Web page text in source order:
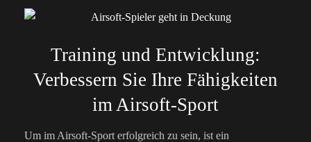
Training und Entwicklung:
Verbessern Sie Ihre Fähigkeiten
im Airsoft-Sport
Um im Airsoft-Sport erfolgreich zu sein, ist ein